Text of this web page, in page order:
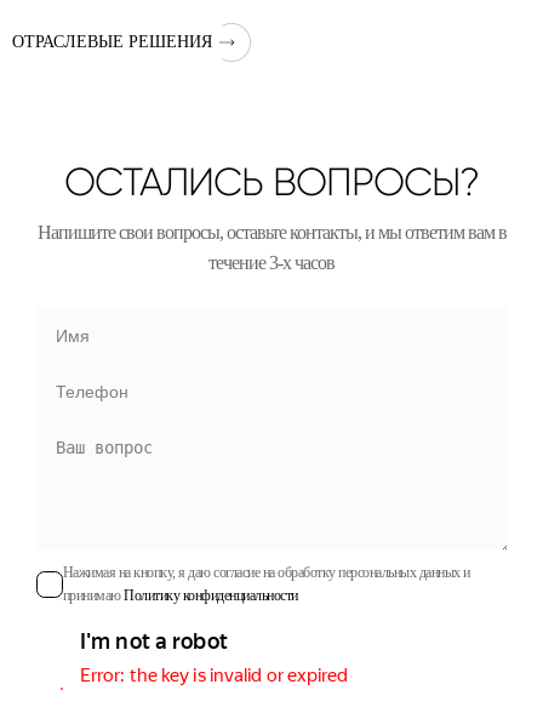
ОТРАСЛЕВЫЕ РЕШЕНИЯ
ОСТАЛИСЬ ВОПРОСЫ?
Напишите свои вопросы, оставьте контакты, и мы ответим вам в
течение 3-х часов
Нажимая на кнопку, я даю согласие на обработку персональных данных и
принимаюПолитику конфиденциальности